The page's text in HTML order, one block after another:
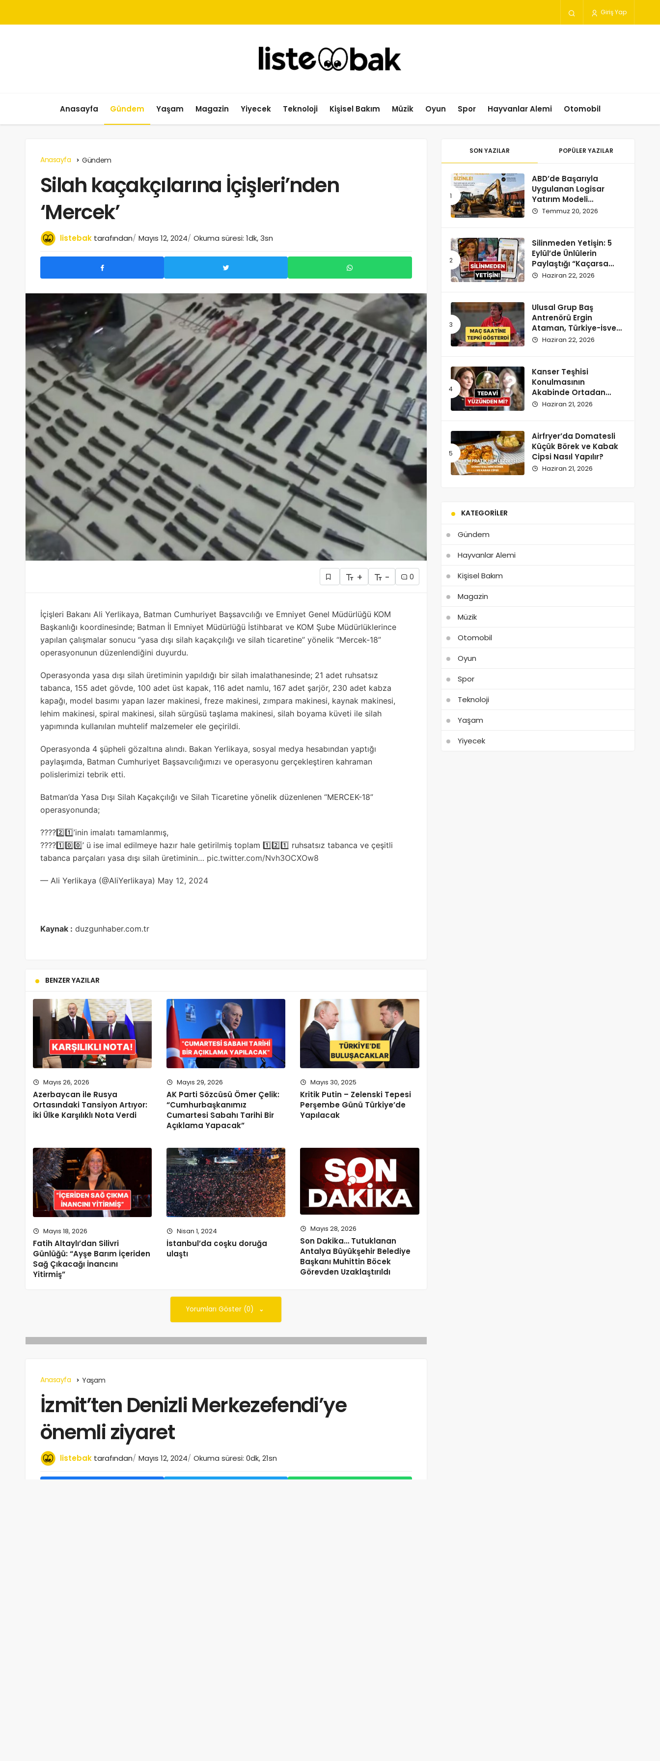
Giriş Yap
Anasayfa Gündem Yaşam Magazin Yiyecek Teknoloji Kişisel Bakım Müzik Oyun Spor Hayvanlar Alemi Otomobil
Anasayfa Gündem
Silah kaçakçılarına İçişleri’nden
‘Mercek’
listebak tarafından Mayıs 12, 2024 Okuma süresi: 1dk, 3sn
+ - 0
İçişleri Bakanı Ali Yerlikaya, Batman Cumhuriyet Başsavcılığı ve Emniyet Genel Müdürlüğü KOM
Başkanlığı koordinesinde; Batman İl Emniyet Müdürlüğü İstihbarat ve KOM Şube Müdürlüklerince
yapılan çalışmalar sonucu “yasa dışı silah kaçakçılığı ve silah ticaretine” yönelik “Mercek-18”
operasyonunun düzenlendiğini duyurdu.
Operasyonda yasa dışı silah üretiminin yapıldığı bir silah imalathanesinde; 21 adet ruhsatsız
tabanca, 155 adet gövde, 100 adet üst kapak, 116 adet namlu, 167 adet şarjör, 230 adet kabza
kapağı, model basımı yapan lazer makinesi, freze makinesi, zımpara makinesi, kaynak makinesi,
lehim makinesi, spiral makinesi, silah sürgüsü taşlama makinesi, silah boyama küveti ile silah
yapımında kullanılan muhtelif malzemeler ele geçirildi.
Operasyonda 4 şüpheli gözaltına alındı. Bakan Yerlikaya, sosyal medya hesabından yaptığı
paylaşımda, Batman Cumhuriyet Başsavcılığımızı ve operasyonu gerçekleştiren kahraman
polislerimizi tebrik etti.
Batman’da Yasa Dışı Silah Kaçakçılığı ve Silah Ticaretine yönelik düzenlenen “MERCEK-18”
operasyonunda;
????2️⃣1️⃣’inin imalatı tamamlanmış,
????1️⃣0️⃣0️⃣’ ü ise imal edilmeye hazır hale getirilmiş toplam 1️⃣2️⃣1️⃣ ruhsatsız tabanca ve çeşitli
tabanca parçaları yasa dışı silah üretiminin… pic.twitter.com/Nvh3OCXOw8
— Ali Yerlikaya (@AliYerlikaya) May 12, 2024
Kaynak : duzgunhaber.com.tr
BENZER YAZILAR
Mayıs 26, 2026
Azerbaycan ile Rusya
Ortasındaki Tansiyon Artıyor:
İki Ülke Karşılıklı Nota Verdi
Mayıs 29, 2026
AK Parti Sözcüsü Ömer Çelik:
“Cumhurbaşkanımız
Cumartesi Sabahı Tarihi Bir
Açıklama Yapacak”
Mayıs 30, 2025
Kritik Putin – Zelenski Tepesi
Perşembe Günü Türkiye’de
Yapılacak
Mayıs 18, 2026
Fatih Altaylı’dan Silivri
Günlüğü: “Ayşe Barım İçeriden
Sağ Çıkacağı İnancını
Yitirmiş”
Nisan 1, 2024
İstanbul’da coşku doruğa
ulaştı
Mayıs 28, 2026
Son Dakika… Tutuklanan
Antalya Büyükşehir Belediye
Başkanı Muhittin Böcek
Görevden Uzaklaştırıldı
Yorumları Göster (0)
Anasayfa Yaşam
İzmit’ten Denizli Merkezefendi’ye
önemli ziyaret
listebak tarafından Mayıs 12, 2024 Okuma süresi: 0dk, 21sn
SON YAZILAR POPÜLER YAZILAR
ABD’de Başarıyla
Uygulanan Logisar
Yatırım Modeli
Türkiye’ye Geliyor
Temmuz 20, 2026
Silinmeden Yetişin: 5
Eylül’de Ünlülerin
Paylaştığı “Kaçarsa
Yazık Olur” Temalı
Haziran 22, 2026
Ulusal Grup Baş
Antrenörü Ergin
Ataman, Türkiye-İsveç
Maçı Saatine
Haziran 22, 2026
Kanser Teşhisi
Konulmasının
Akabinde Ortadan
Kaybolan Kate
Doğurdu
Haziran 21, 2026
Airfryer’da Domatesli
Küçük Börek ve Kabak
Cipsi Nasıl Yapılır?
Haziran 21, 2026
KATEGORILER
Gündem
Hayvanlar Alemi
Kişisel Bakım
Magazin
Müzik
Otomobil
Oyun
Spor
Teknoloji
Yaşam
Yiyecek